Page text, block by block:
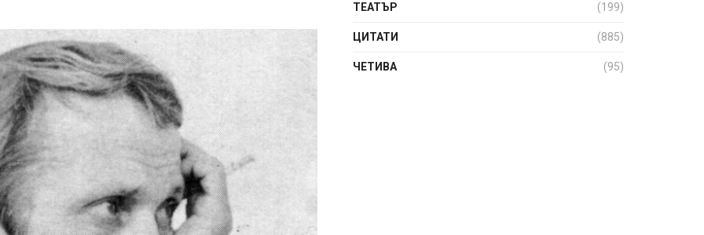
ТЕАТЪР (199)
ЦИТАТИ (885)
ЧЕТИВА (95)